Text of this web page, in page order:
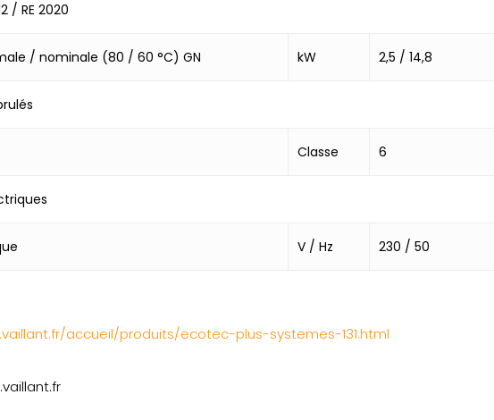
/ RE 2020
/ nominale (80 / 60 °C) GN kW 2,5 / 14,8
Classe 6
V / Hz 230 / 50
accueil/produits/ecotec-plus-systemes-131.html